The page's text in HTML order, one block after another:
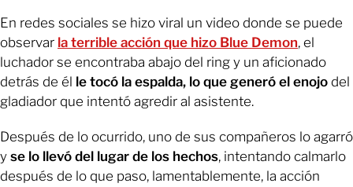
En redes sociales se hizo viral un video donde se puede
observar la terrible acción que hizo Blue Demon, el
luchador se encontraba abajo del ring y un aficionado
detrás de él le tocó la espalda, lo que generó el enojo del
gladiador que intentó agredir al asistente.
Después de lo ocurrido, uno de sus compañeros lo agarró
y se lo llevó del lugar de los hechos, intentando calmarlo
después de lo que paso, lamentablemente, la acción